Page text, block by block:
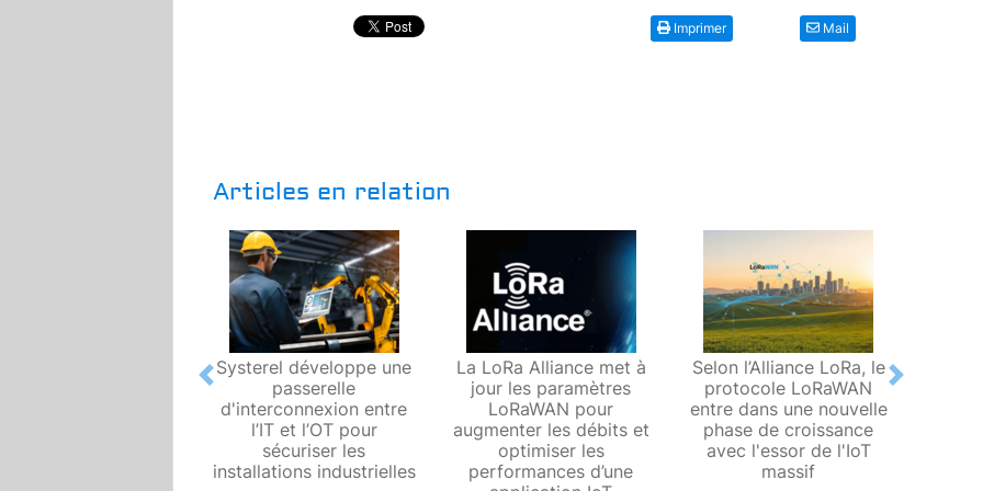
Imprimer Mail
Articles en relation
Systerel développe une
passerelle
d'interconnexion entre
l’IT et l’OT pour
sécuriser les
installations industrielles
La LoRa Alliance met à
jour les paramètres
LoRaWAN pour
augmenter les débits et
optimiser les
performances d’une
Selon l’Alliance LoRa, le
protocole LoRaWAN
entre dans une nouvelle
phase de croissance
avec l'essor de l'IoT
massif
Previous Next